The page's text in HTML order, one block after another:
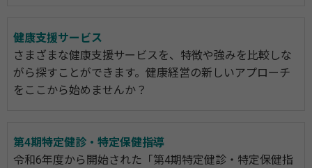
健康支援サービス
さまざまな健康支援サービスを、特徴や強みを比較しな
がら探すことができます。健康経営の新しいアプローチ
をここから始めませんか？
第4期特定健診・特定保健指導
令和6年度から開始された「第4期特定健診・特定保健指